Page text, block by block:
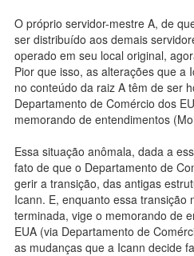
O próprio servidor-mestre A, de
ser distribuído aos demais
operado em seu local original,
Pior que isso, as alterações que a
no conteúdo da raiz A têm de ser
Departamento de Comércio dos
memorando de entendimentos
Essa situação anômala, dada a
fato de que o Departamento de
gerir a transição, das antigas
Icann. E, enquanto essa transição
terminada, vige o memorando de
EUA (via Departamento de
as mudanças que a Icann decide